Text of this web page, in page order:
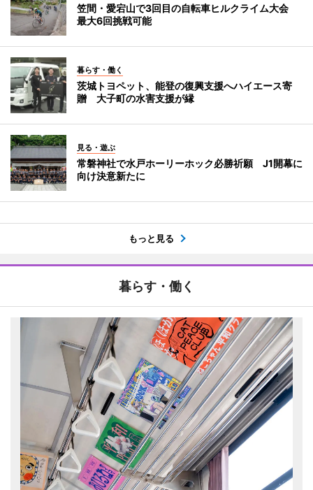
笠間・愛宕山で3回目の自転車ヒルクライム大会
最大6回挑戦可能
暮らす・働く
茨城トヨペット、能登の復興支援へハイエース寄
贈 大子町の水害支援が縁
見る・遊ぶ
常磐神社で水戸ホーリーホック必勝祈願 J1開幕に
向け決意新たに
もっと見る
暮らす・働く